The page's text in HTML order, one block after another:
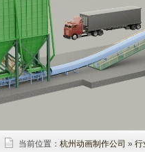
当前位置： 杭州动画制作公司 » 行